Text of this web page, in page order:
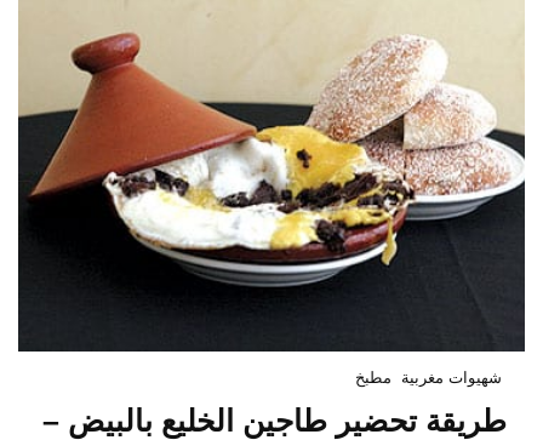
شهيوات مغربية مطبخ
طريقة تحضير طاجين الخليع بالبيض –